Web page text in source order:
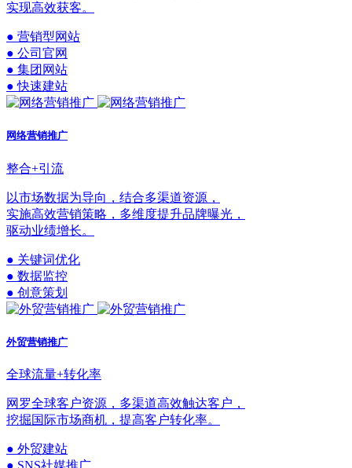
实现高效获客。
● 营销型网站
● 公司官网
● 集团网站
● 快速建站
网络营销推广
整合+引流
以市场数据为导向，结合多渠道资源，
实施高效营销策略，多维度提升品牌曝光，
驱动业绩增长。
● 关键词优化
● 数据监控
● 创意策划
外贸营销推广
全球流量+转化率
网罗全球客户资源，多渠道高效触达客户，
挖掘国际市场商机，提高客户转化率。
● 外贸建站
● SNS社媒推广